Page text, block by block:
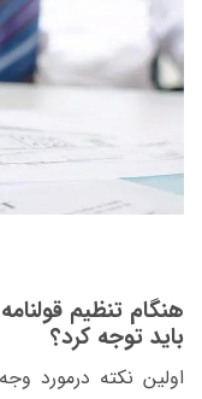
هنگام تنظیم قولنامه
باید توجه کرد؟
اولین نکته درمورد